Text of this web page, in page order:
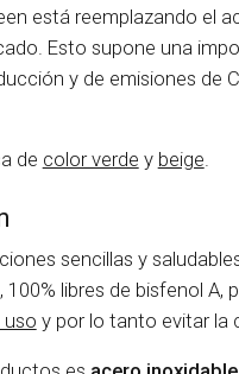
está reemplazando el
Esto supone una
y de emisiones de
de color verde y beige
sencillas y
libres de bisfenol
uso y por lo tanto evitar la